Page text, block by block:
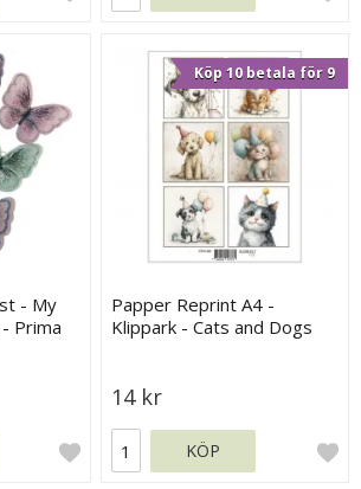
- My
Prima
Köp 10 betala för 9
Papper Reprint A4 -
Klippark - Cats and Dogs
14 kr
KÖP